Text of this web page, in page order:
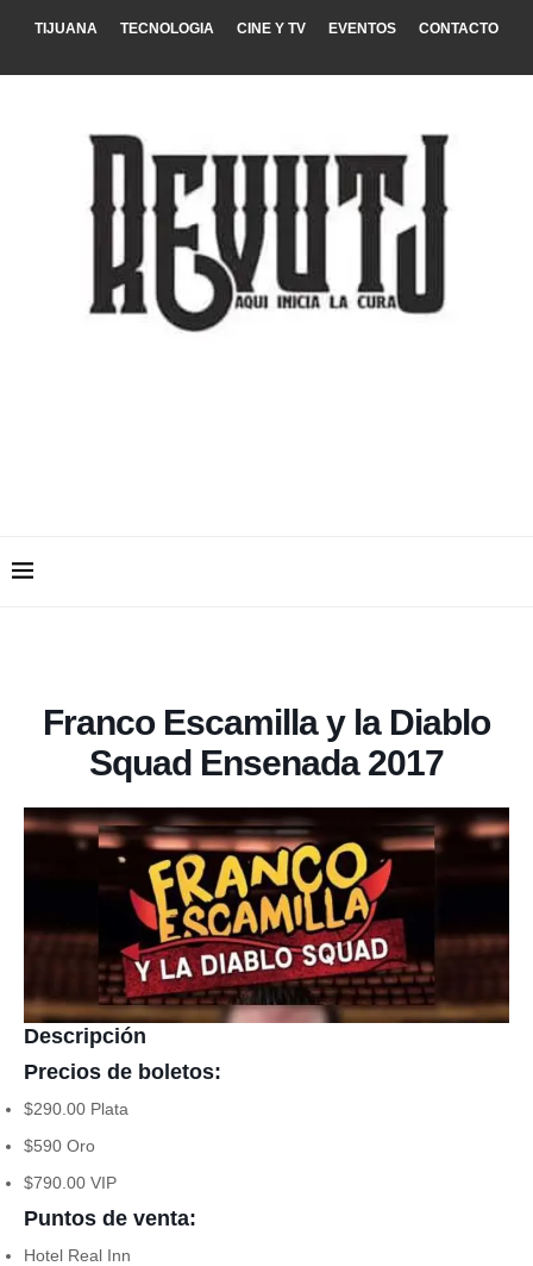
TIJUANA TECNOLOGIA CINE Y TV EVENTOS CONTACTO
Franco Escamilla y la Diablo
Squad Ensenada 2017
Descripción
Precios de boletos:
$290.00 Plata
$590 Oro
$790.00 VIP
Puntos de venta:
Hotel Real Inn